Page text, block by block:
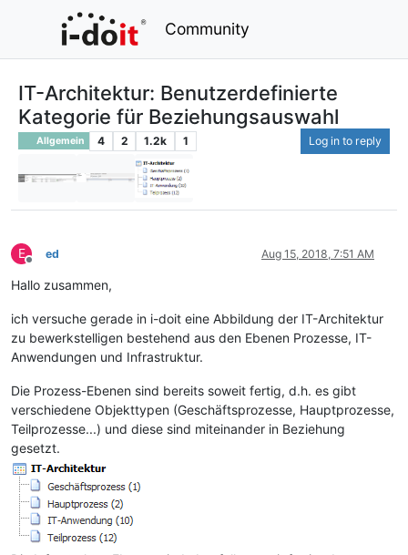
Community
IT-Architektur: Benutzerdefinierte
Kategorie für Beziehungsauswahl
Allgemein 4 2 1.2k 1 Log in to reply
E
Offline
ed Aug 15, 2018, 7:51 AM
Hallo zusammen,
ich versuche gerade in i-doit eine Abbildung der IT-Architektur
zu bewerkstelligen bestehend aus den Ebenen Prozesse, IT-
Anwendungen und Infrastruktur.
Die Prozess-Ebenen sind bereits soweit fertig, d.h. es gibt
verschiedene Objekttypen (Geschäftsprozesse, Hauptprozesse,
Teilprozesse...) und diese sind miteinander in Beziehung
gesetzt.